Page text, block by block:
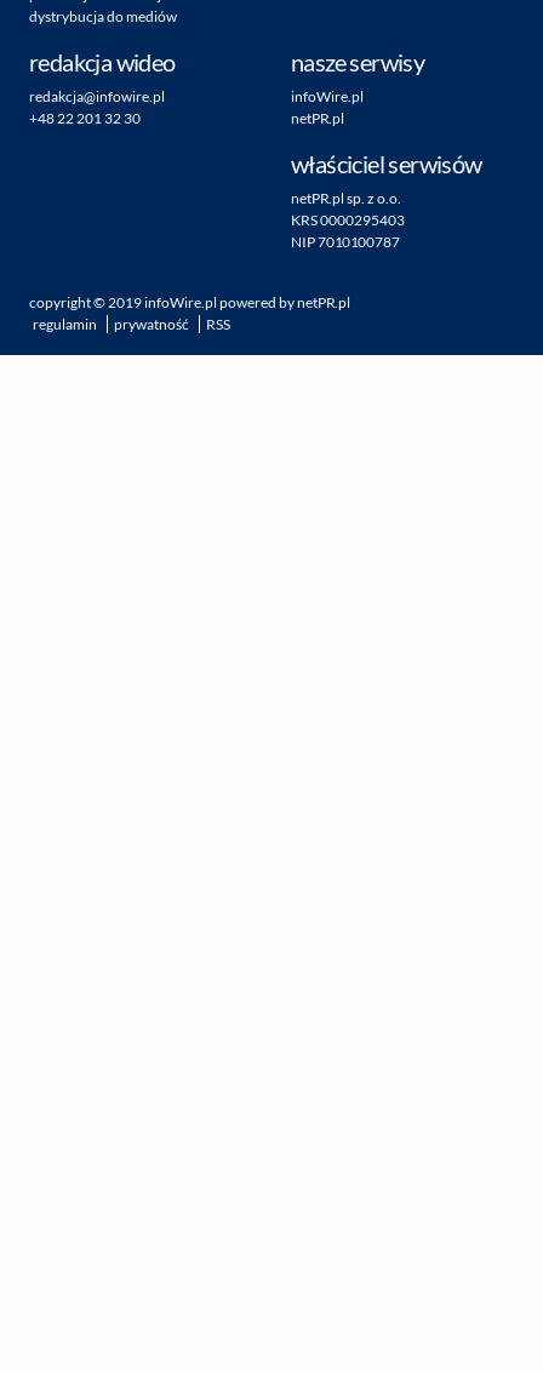
dystrybucja do mediów
redakcja wideo
redakcja@infowire.pl
+48 22 201 32 30
nasze serwisy
infoWire.pl
netPR.pl
właściciel serwisów
netPR.pl sp. z o.o.
KRS 0000295403
NIP 7010100787
copyright ©2019infoWire.pl powered bynetPR.pl
regulamin
prywatność RSS